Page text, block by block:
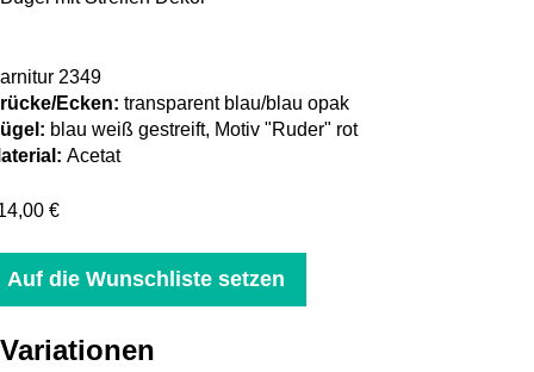
2349
Ecken: transparent blau/blau opak
blau weiß gestreift, Motiv "Ruder" rot
Acetat
€
Auf die Wunschliste setzen
Variationen